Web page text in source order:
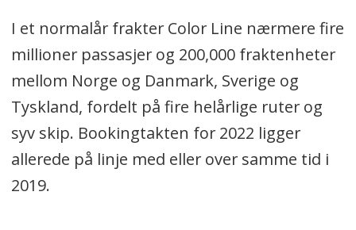
I et normalår frakter Color Line nærmere fire
millioner passasjer og 200,000 fraktenheter
mellom Norge og Danmark, Sverige og
Tyskland, fordelt på fire helårlige ruter og
syv skip. Bookingtakten for 2022 ligger
allerede på linje med eller over samme tid i
2019.